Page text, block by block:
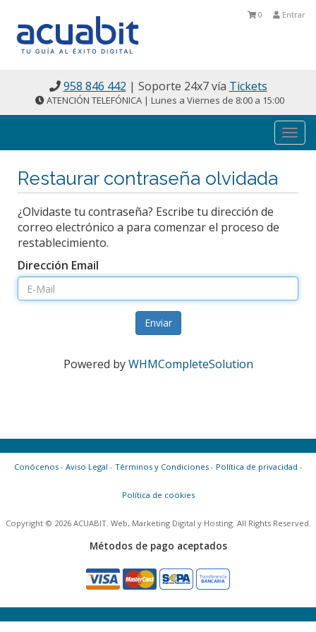
Entrar
0
958 846 442 | Soporte 24x7 vía Tickets
ATENCIÓN TELEFÓNICA | Lunes a Viernes de 8:00 a 15:00
Restaurar contraseña olvidada
¿Olvidaste tu contraseña? Escribe tu dirección de
correo electrónico a para comenzar el proceso de
restablecimiento.
Dirección Email
Enviar
Powered byWHMCompleteSolution
Conócenos- Aviso Legal - Términos y Condiciones- Política de privacidad -
Política de cookies
Copyright © 2026 ACUABIT. Web, Marketing Digital y Hosting. All Rights Reserved.
Métodos de pago aceptados